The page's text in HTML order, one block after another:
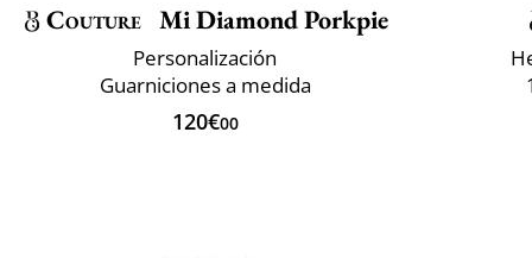
Couture Mi Diamond Porkpie
Personalización
Guarniciones a medida
120€00